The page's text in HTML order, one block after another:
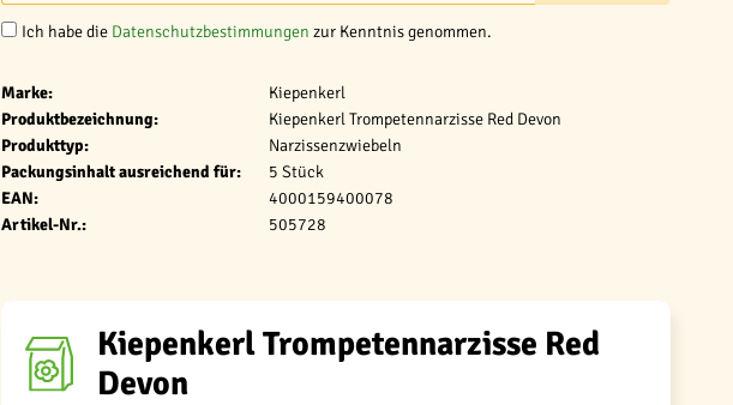
Ich habe die Datenschutzbestimmungen zur Kenntnis genommen.
Marke:
Kiepenkerl
Produktbezeichnung:
Kiepenkerl Trompetennarzisse Red Devon
Produkttyp:
Narzissenzwiebeln
Packungsinhalt ausreichend für:
5 Stück
EAN:
4000159400078
Artikel-Nr.:
505728
Kiepenkerl Trompetennarzisse Red
Devon